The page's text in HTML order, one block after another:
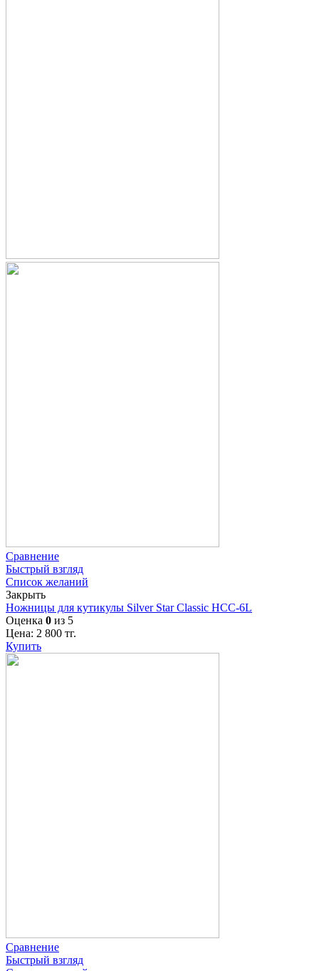
Сравнение
Быстрый взгляд
Список желаний
Закрыть
Ножницы для кутикулы Silver Star Classic НСС-6L
Оценка 0 из 5
Цена: 2 800 тг.
Купить
Сравнение
Быстрый взгляд